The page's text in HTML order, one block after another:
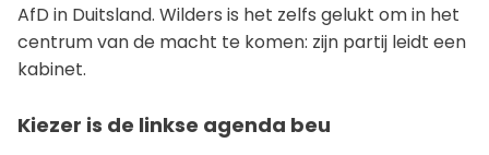
AfD in Duitsland. Wilders is het zelfs gelukt om in het
centrum van de macht te komen: zijn partij leidt een
kabinet.
Kiezer is de linkse agenda beu